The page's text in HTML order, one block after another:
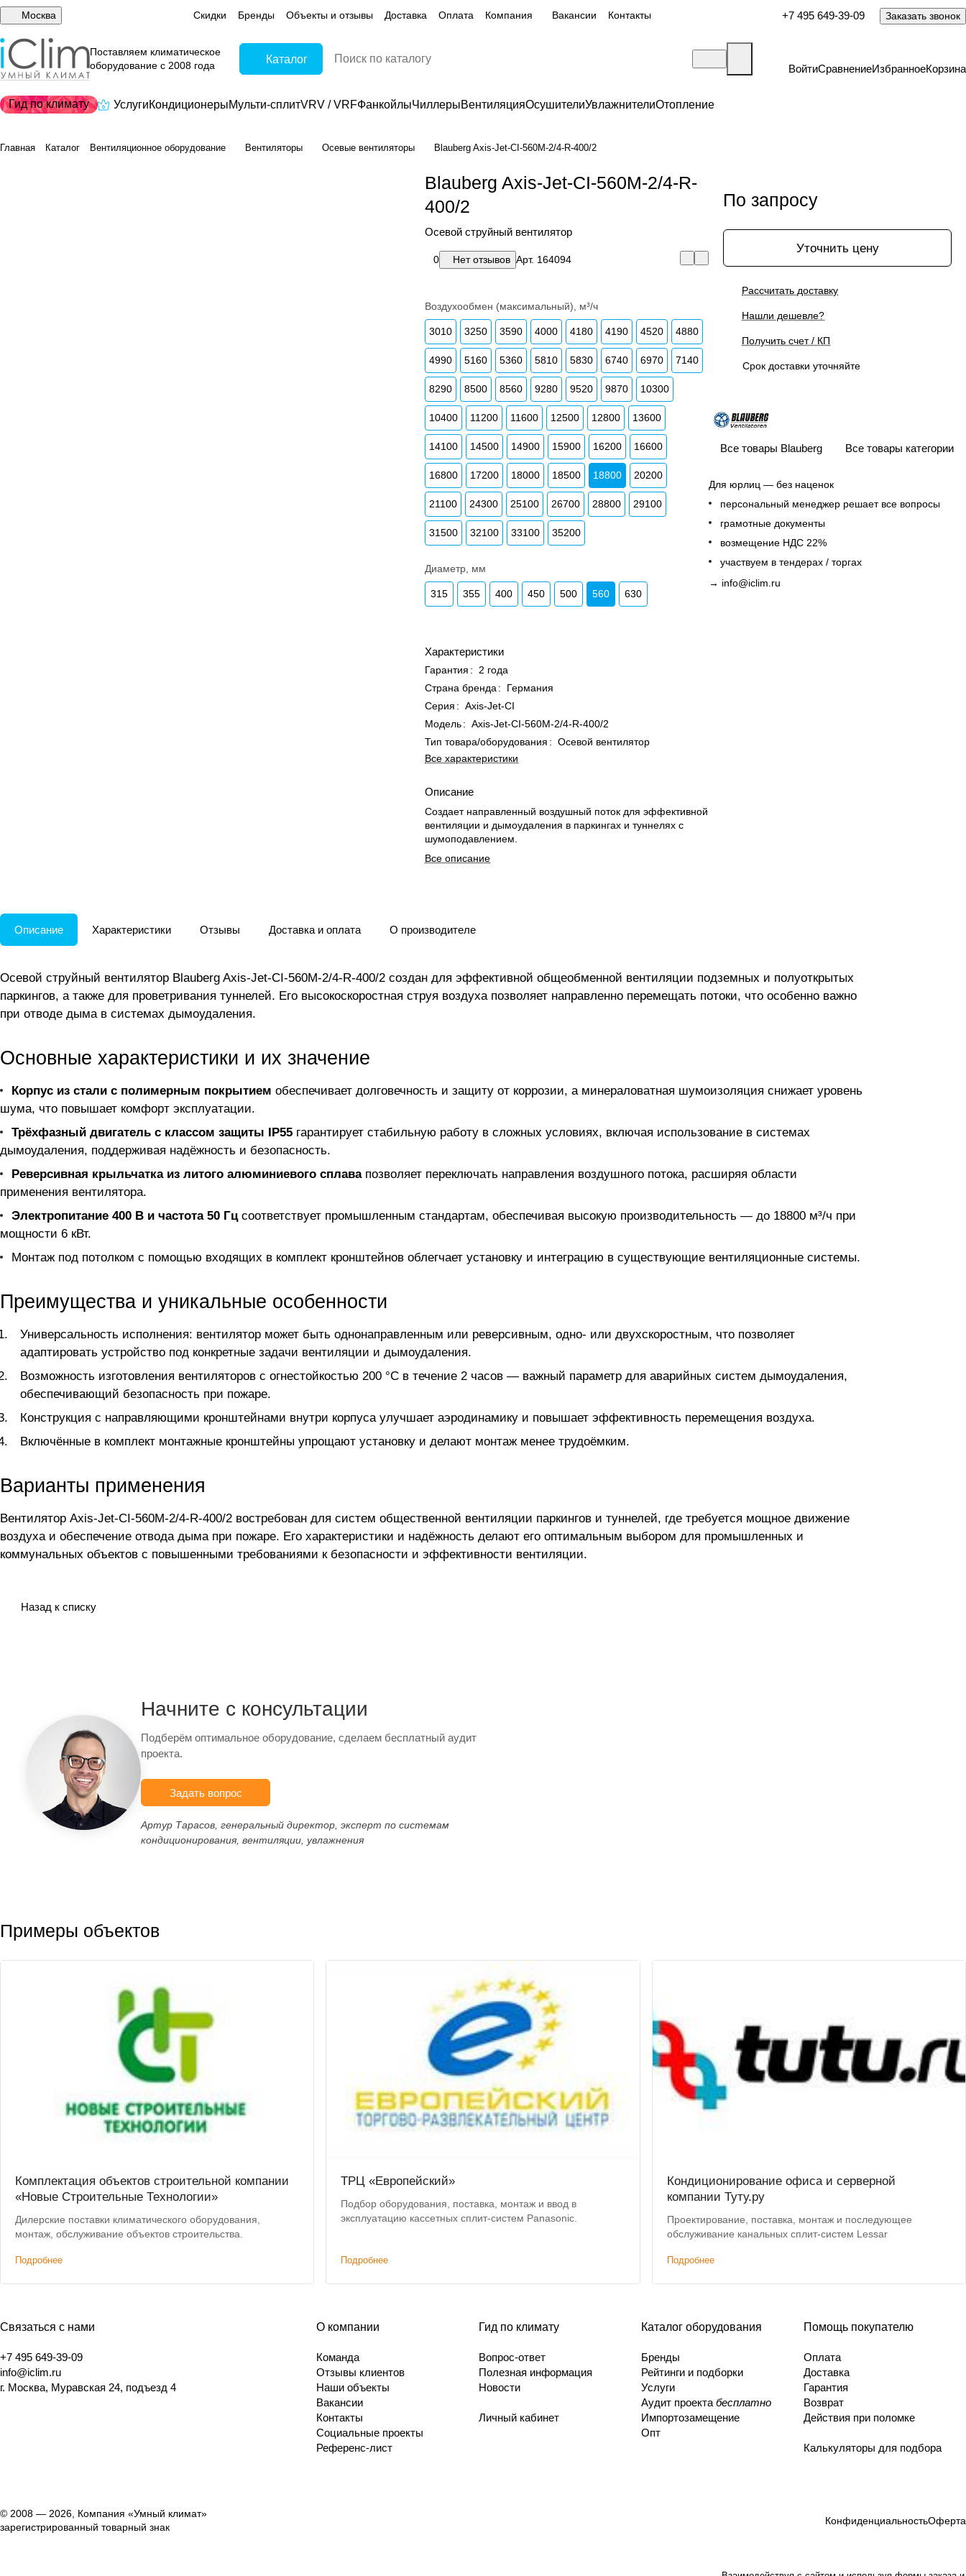
Москва Скидки Бренды Объекты и отзывы Доставка Оплата Компания Вакансии Контакты +7 495 649-39-09 Заказать звонок
Поставляем климатическое
оборудование с 2008 года
Каталог
ВойтиСравнениеИзбранноеКорзина
Гид по климату УслугиКондиционерыМульти-сплитVRV / VRFФанкойлыЧиллерыВентиляцияОсушителиУвлажнителиОтопление
Главная Каталог Вентиляционное оборудование Вентиляторы Осевые вентиляторы Blauberg Axis-Jet-CI-560M-2/4-R-400/2
Blauberg Axis-Jet-CI-560M-2/4-R-
400/2
Осевой струйный вентилятор
0 Нет отзывов Арт. 164094
Воздухообмен (максимальный), м³/ч
3010 3250 3590 4000 4180 4190 4520 4880
4990 5160 5360 5810 5830 6740 6970 7140
8290 8500 8560 9280 9520 9870 10300
10400 11200 11600 12500 12800 13600
14100 14500 14900 15900 16200 16600
16800 17200 18000 18500 18800 20200
21100 24300 25100 26700 28800 29100
31500 32100 33100 35200
Диаметр, мм
315 355 400 450 500 560 630
Характеристики
Гарантия :
2 года
Страна бренда :
Германия
Серия : Axis-Jet-CI
Модель: Axis-Jet-CI-560M-2/4-R-400/2
Тип товара/оборудования : Осевой вентилятор
Все характеристики
Описание
Создает направленный воздушный поток для эффективной
вентиляции и дымоудаления в паркингах и туннелях с
шумоподавлением.
Все описание
По запросу
Уточнить цену
Рассчитать доставку
Нашли дешевле?
Получить счет / КП
Срок доставки уточняйте
Все товары Blauberg Все товары категории
Для юрлиц — без наценок
персональный менеджер решает все вопросы
грамотные документы
возмещение НДС 22%
участвуем в тендерах / торгах
→ info@iclim.ru
Описание Характеристики Отзывы Доставка и оплата О производителе
Осевой струйный вентилятор Blauberg Axis-Jet-CI-560M-2/4-R-400/2 создан для эффективной общеобменной вентиляции подземных и полуоткрытых
паркингов, а также для проветривания туннелей. Его высокоскоростная струя воздуха позволяет направленно перемещать потоки, что особенно важно
при отводе дыма в системах дымоудаления.
Основные характеристики и их значение
Корпус из стали с полимерным покрытием обеспечивает долговечность и защиту от коррозии, а минераловатная шумоизоляция снижает уровень
шума, что повышает комфорт эксплуатации.
Трёхфазный двигатель с классом защиты IP55 гарантирует стабильную работу в сложных условиях, включая использование в системах
дымоудаления, поддерживая надёжность и безопасность.
Реверсивная крыльчатка из литого алюминиевого сплавапозволяет переключать направления воздушного потока, расширяя области
применения вентилятора.
Электропитание 400 В и частота 50 Гцсоответствует промышленным стандартам, обеспечивая высокую производительность — до 18800 м³/ч при
мощности 6 кВт.
Монтаж под потолком с помощью входящих в комплект кронштейнов облегчает установку и интеграцию в существующие вентиляционные системы.
Преимущества и уникальные особенности
Универсальность исполнения: вентилятор может быть однонаправленным или реверсивным, одно- или двухскоростным, что позволяет
адаптировать устройство под конкретные задачи вентиляции и дымоудаления.
Возможность изготовления вентиляторов с огнестойкостью 200 °С в течение 2 часов — важный параметр для аварийных систем дымоудаления,
обеспечивающий безопасность при пожаре.
Конструкция с направляющими кронштейнами внутри корпуса улучшает аэродинамику и повышает эффективность перемещения воздуха.
Включённые в комплект монтажные кронштейны упрощают установку и делают монтаж менее трудоёмким.
Варианты применения
Вентилятор Axis-Jet-CI-560M-2/4-R-400/2 востребован для систем общественной вентиляции паркингов и туннелей, где требуется мощное движение
воздуха и обеспечение отвода дыма при пожаре. Его характеристики и надёжность делают его оптимальным выбором для промышленных и
коммунальных объектов с повышенными требованиями к безопасности и эффективности вентиляции.
Назад к списку
Начните с консультации
Подберём оптимальное оборудование, сделаем бесплатный аудит
проекта.
Задать вопрос
Артур Тарасов, генеральный директор, эксперт по системам
кондиционирования, вентиляции, увлажнения
Примеры объектов
Комплектация объектов строительной компании
«Новые Строительные Технологии»
Дилерские поставки климатического оборудования,
монтаж, обслуживание объектов строительства.
Подробнее
ТРЦ «Европейский»
Подбор оборудования, поставка, монтаж и ввод в
эксплуатацию кассетных сплит-систем Panasonic.
Подробнее
Кондиционирование офиса и серверной
компании Туту.ру
Проектирование, поставка, монтаж и последующее
обслуживание канальных сплит-систем Lessar
Подробнее
Связаться с нами
+7 495 649-39-09
info@iclim.ru
г. Москва, Муравская 24, подъезд 4
О компании
Команда
Отзывы клиентов
Наши объекты
Вакансии
Контакты
Социальные проекты
Референс-лист
Гид по климату
Вопрос-ответ
Полезная информация
Новости
Личный кабинет
Каталог оборудования
Бренды
Рейтинги и подборки
Услуги
Аудит проекта бесплатно
Импортозамещение
Опт
Помощь покупателю
Оплата
Доставка
Гарантия
Возврат
Действия при поломке
Калькуляторы для подбора
© 2008 — 2026, Компания «Умный климат»
зарегистрированный товарный знак
КонфиденциальностьОферта